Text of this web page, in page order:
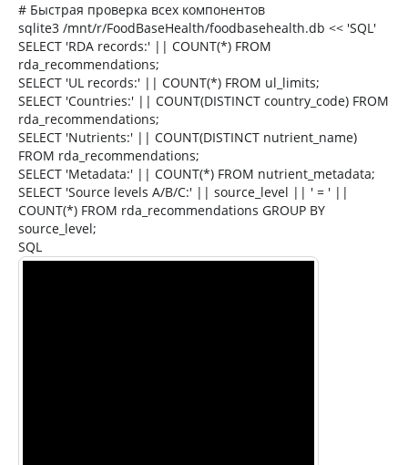
# Быстрая проверка всех компонентов
sqlite3 /mnt/r/FoodBaseHealth/foodbasehealth.db << 'SQL'
SELECT 'RDA records:' || COUNT(*) FROM
rda_recommendations;
SELECT 'UL records:' || COUNT(*) FROM ul_limits;
SELECT 'Countries:' || COUNT(DISTINCT country_code) FROM
rda_recommendations;
SELECT 'Nutrients:' || COUNT(DISTINCT nutrient_name)
FROM rda_recommendations;
SELECT 'Metadata:' || COUNT(*) FROM nutrient_metadata;
SELECT 'Source levels A/B/C:' || source_level || ' = ' ||
COUNT(*) FROM rda_recommendations GROUP BY
source_level;
SQL